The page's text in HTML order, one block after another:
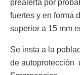
prealerta por
fuertes y en forma
superior a 15 mm
Se insta a la
de autoprotección